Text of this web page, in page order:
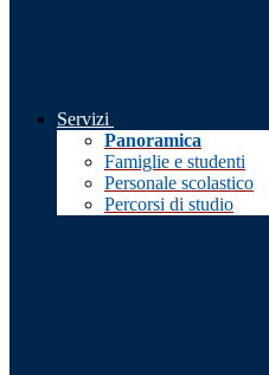
Servizi
Panoramica
Famiglie e studenti
Personale scolastico
Percorsi di studio